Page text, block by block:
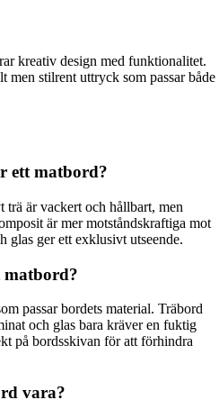
kreativ design med funktionalitet.
men stilrent uttryck som passar både
ett matbord?
trä är vackert och hållbart, men
är mer motståndskraftiga mot
glas ger ett exklusivt utseende.
passar bordets material. Träbord
och glas bara kräver en fuktig
på bordsskivan för att förhindra
vara?